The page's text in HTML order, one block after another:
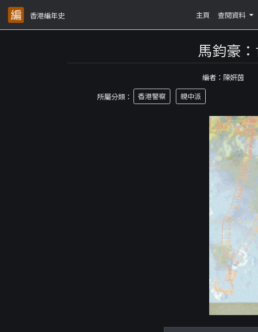
香港編年史 主頁 查閱資料
馬鈞豪
編者：陳妍茵
所屬分類：
香港警察 親中派